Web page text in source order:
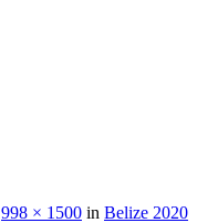
998 × 1500 in Belize 2020